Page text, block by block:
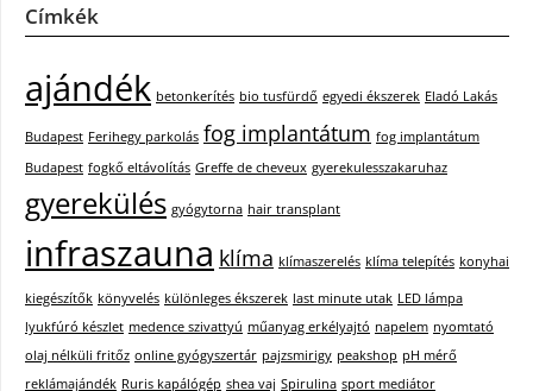
Címkék
ajándék betonkerítés bio tusfürdő egyedi ékszerek Eladó Lakás
Budapest Ferihegy parkolás fog implantátum fog implantátum
Budapest fogkő eltávolítás Greffe de cheveux gyerekulesszakaruhaz
gyerekülés gyógytorna hair transplant
infraszauna klíma klímaszerelés klíma telepítés konyhai
kiegészítők könyvelés különleges ékszerek last minute utak LED lámpa
lyukfúró készlet medence szivattyú műanyag erkélyajtó napelem nyomtató
olaj nélküli fritőz online gyógyszertár pajzsmirigy peakshop pH mérő
reklámajándék Ruris kapálógép shea vaj Spirulina sport mediátor